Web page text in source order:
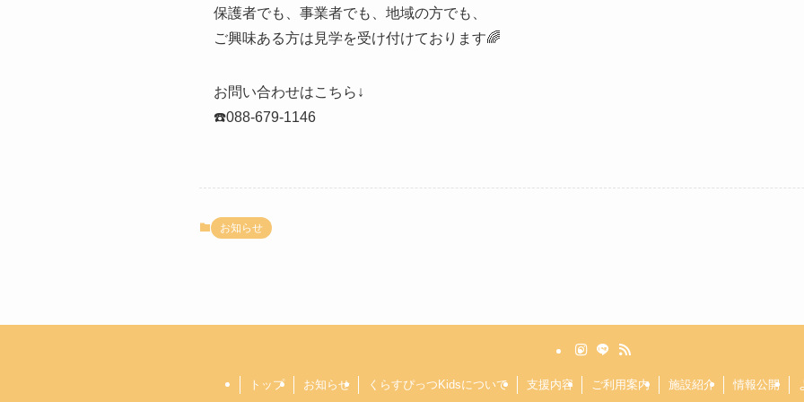
保護者でも、事業者でも、地域の方でも、
ご興味ある方は見学を受け付けております🌈
お問い合わせはこちら↓
☎️088-679-1146
お知らせ
トップ お知らせ くらすぴっつKidsについて 支援内容 ご利用案内 施設紹介 情報公開